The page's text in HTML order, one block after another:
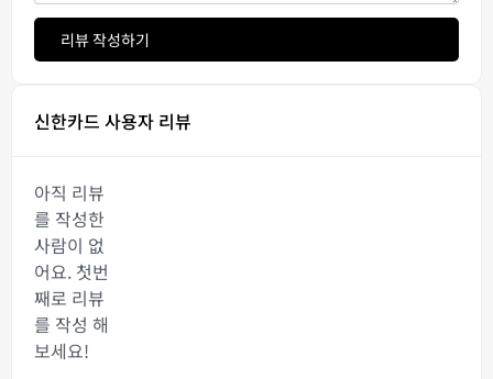
리뷰 작성하기
신한카드 사용자 리뷰
아직 리뷰
를 작성한
사람이 없
어요. 첫번
째로 리뷰
를 작성 해
보세요!